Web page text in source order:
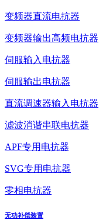
变频器直流电抗器
变频器输出高频电抗器
伺服输入电抗器
伺服输出电抗器
直流调速器输入电抗器
滤波消谐串联电抗器
APF专用电抗器
SVG专用电抗器
零相电抗器
无功补偿装置